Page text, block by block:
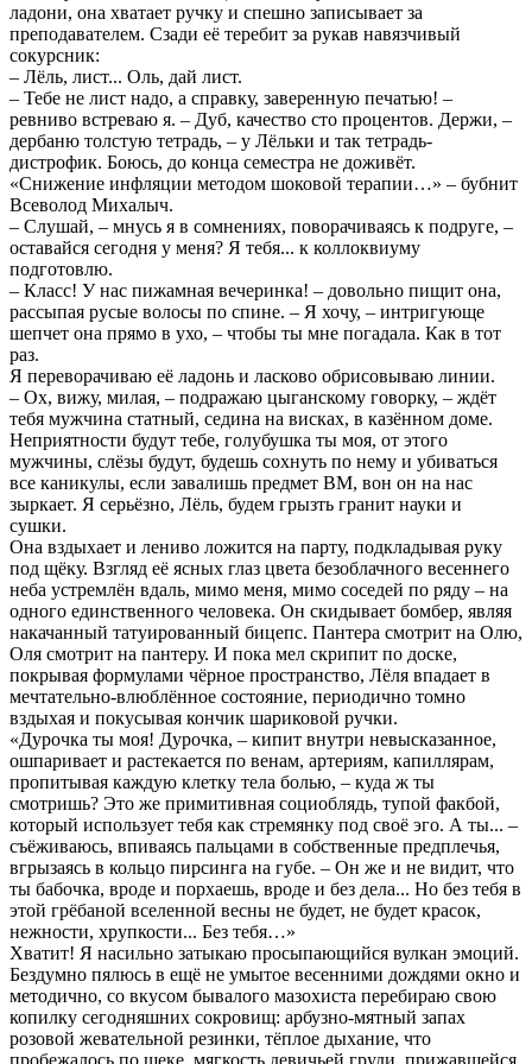
ладони, она хватает ручку и спешно записывает за
преподавателем. Сзади её теребит за рукав навязчивый
сокурсник:
– Лёль, лист... Оль, дай лист.
– Тебе не лист надо, а справку, заверенную печатью! –
ревниво встреваю я. – Дуб, качество сто процентов. Держи, –
дербаню толстую тетрадь, – у Лёльки и так тетрадь-
дистрофик. Боюсь, до конца семестра не доживёт.
«Снижение инфляции методом шоковой терапии…» – бубнит
Всеволод Михалыч.
– Слушай, – мнусь я в сомнениях, поворачиваясь к подруге, –
оставайся сегодня у меня? Я тебя... к коллоквиуму
подготовлю.
– Класс! У нас пижамная вечеринка! – довольно пищит она,
рассыпая русые волосы по спине. – Я хочу, – интригующе
шепчет она прямо в ухо, – чтобы ты мне погадала. Как в тот
раз.
Я переворачиваю её ладонь и ласково обрисовываю линии.
– Ох, вижу, милая, – подражаю цыганскому говорку, – ждёт
тебя мужчина статный, седина на висках, в казённом доме.
Неприятности будут тебе, голубушка ты моя, от этого
мужчины, слёзы будут, будешь сохнуть по нему и убиваться
все каникулы, если завалишь предмет ВМ, вон он на нас
зыркает. Я серьёзно, Лёль, будем грызть гранит науки и
сушки.
Она вздыхает и лениво ложится на парту, подкладывая руку
под щёку. Взгляд её ясных глаз цвета безоблачного весеннего
неба устремлён вдаль, мимо меня, мимо соседей по ряду – на
одного единственного человека. Он скидывает бомбер, являя
накачанный татуированный бицепс. Пантера смотрит на Олю,
Оля смотрит на пантеру. И пока мел скрипит по доске,
покрывая формулами чёрное пространство, Лёля впадает в
мечтательно-влюблённое состояние, периодично томно
вздыхая и покусывая кончик шариковой ручки.
«Дурочка ты моя! Дурочка, – кипит внутри невысказанное,
ошпаривает и растекается по венам, артериям, капиллярам,
пропитывая каждую клетку тела болью, – куда ж ты
смотришь? Это же примитивная социоблядь, тупой факбой,
который использует тебя как стремянку под своё эго. А ты... –
съёживаюсь, впиваясь пальцами в собственные предплечья,
вгрызаясь в кольцо пирсинга на губе. – Он же и не видит, что
ты бабочка, вроде и порхаешь, вроде и без дела... Но без тебя в
этой грёбаной вселенной весны не будет, не будет красок,
нежности, хрупкости... Без тебя…»
Хватит! Я насильно затыкаю просыпающийся вулкан эмоций.
Бездумно пялюсь в ещё не умытое весенними дождями окно и
методично, со вкусом бывалого мазохиста перебираю свою
копилку сегодняшних сокровищ: арбузно-мятный запах
розовой жевательной резинки, тёплое дыхание, что
пробежалось по щеке, мягкость девичьей груди, прижавшейся